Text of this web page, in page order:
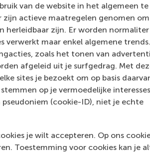
van de website in het algemeen te
zijn actieve maatregelen genomen
herleidbaar zijn. Er worden normaliter
verwerkt maar enkel algemene trends.
zoals het tonen van
afgeleid uit je surfgedrag. Met
sites je bezoekt om op basis
op je vermoedelijke
pseudoniem (cookie-ID), niet je echte
je wilt accepteren. Op ons
Toestemming voor cookies kan je
T09-39
50